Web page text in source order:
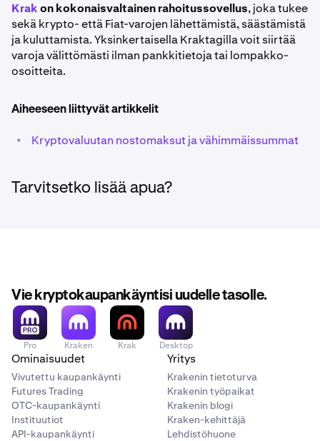
Krakon kokonaisvaltainen rahoitussovellus, joka tukee
sekä krypto- että Fiat-varojen lähettämistä, säästämistä
ja kuluttamista. Yksinkertaisella Kraktagilla voit siirtää
varoja välittömästi ilman pankkitietoja tai lompakko-
osoitteita.
Aiheeseen liittyvät artikkelit
• Kryptovaluutan nostomaksut ja vähimmäissummat
Tarvitsetko lisää apua?
Vie kryptokaupankäyntisi uudelle tasolle.
Pro Kraken Krak Desktop
Ominaisuudet
Vivutettu kaupankäynti
Futures Trading
OTC-kaupankäynti
Instituutiot
API-kaupankäynti
Yritys
Krakenin tietoturva
Krakenin työpaikat
Krakenin blogi
Kraken-kehittäjä
Lehdistöhuone